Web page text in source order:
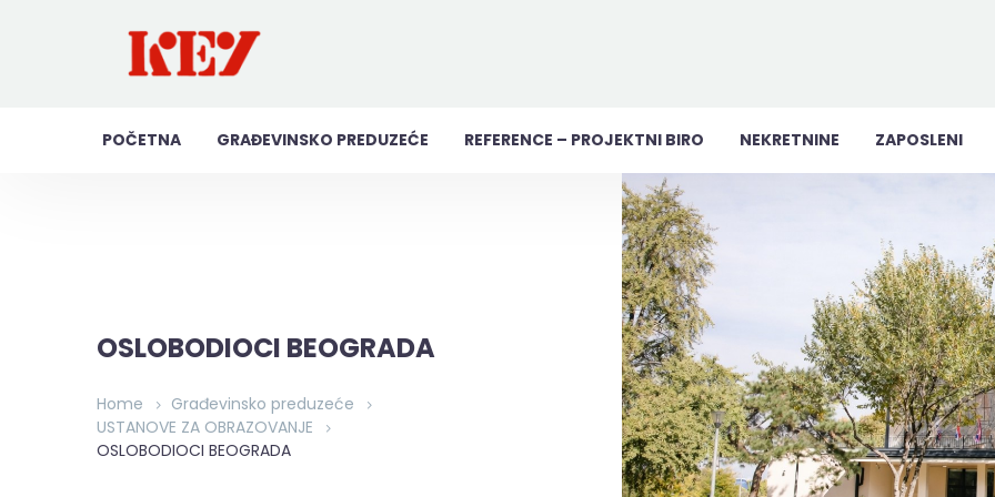
POČETNA GRAĐEVINSKO PREDUZEĆE REFERENCE – PROJEKTNI BIRO NEKRETNINE ZAPOSLENI
OSLOBODIOCI BEOGRADA
Home
Građevinsko preduzeće
USTANOVE ZA OBRAZOVANJE
OSLOBODIOCI BEOGRADA